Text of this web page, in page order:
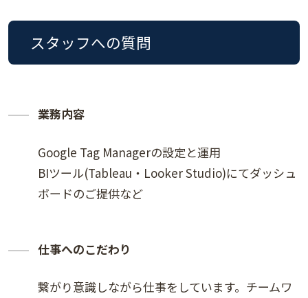
スタッフへの質問
業務内容
Google Tag Managerの設定と運用
BIツール(Tableau・Looker Studio)にてダッシュ
ボードのご提供など
仕事へのこだわり
繋がり意識しながら仕事をしています。チームワ